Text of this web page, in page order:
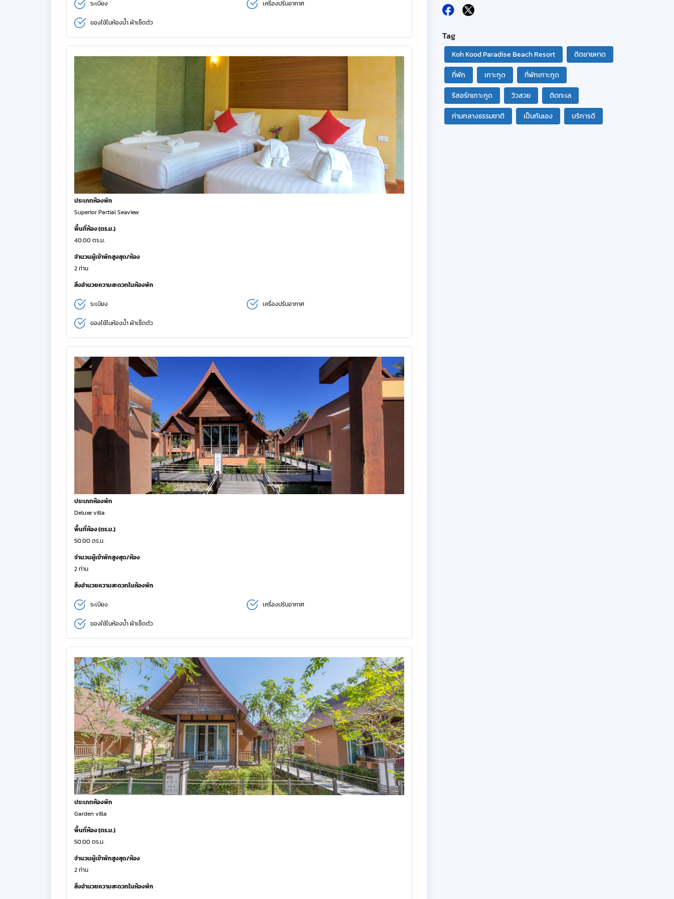
ระเบียง เครื่องปรับอากาศ
ของใช้ในห้องน้ำ ผ้าเช็ดตัว
ประเภทห้องพัก
Superior Partial Seaview
พื้นที่ห้อง (ตร.ม.)
40.00 ตร.ม.
จำนวนผู้เข้าพักสูงสุด/ห้อง
2 ท่าน
สิ่งอำนวยความสะดวกในห้องพัก
ระเบียง เครื่องปรับอากาศ
ของใช้ในห้องน้ำ ผ้าเช็ดตัว
ประเภทห้องพัก
Deluxe villa
พื้นที่ห้อง (ตร.ม.)
50.00 ตร.ม.
จำนวนผู้เข้าพักสูงสุด/ห้อง
2 ท่าน
สิ่งอำนวยความสะดวกในห้องพัก
ระเบียง เครื่องปรับอากาศ
ของใช้ในห้องน้ำ ผ้าเช็ดตัว
ประเภทห้องพัก
Garden villa
พื้นที่ห้อง (ตร.ม.)
50.00 ตร.ม.
จำนวนผู้เข้าพักสูงสุด/ห้อง
2 ท่าน
สิ่งอำนวยความสะดวกในห้องพัก
Tag
Koh Kood Paradise Beach Resort
ติดชายหาด
ที่พัก
เกาะกูด
ที่พักเกาะกูด
รีสอร์ทเกาะกูด
วิวสวย
ติดทะเล
ท่ามกลางธรรมชาติ
เป็นกันเอง บริการดี